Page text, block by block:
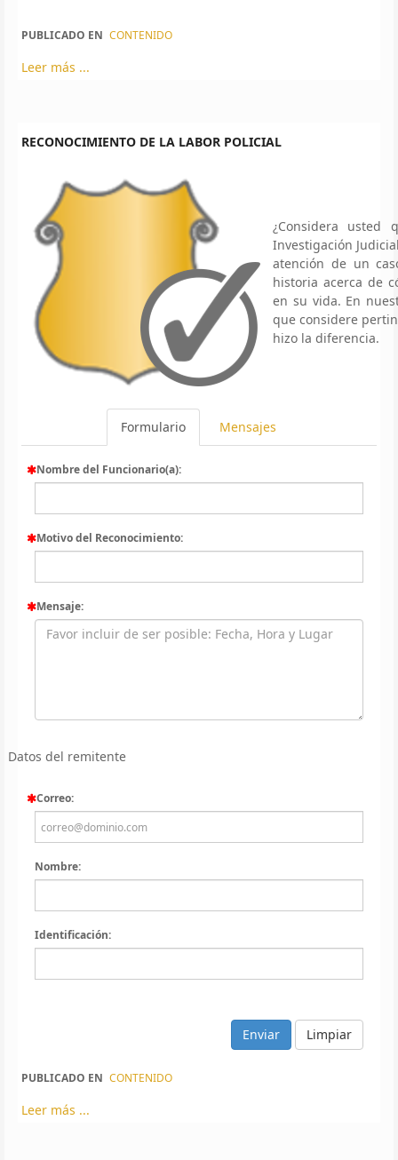
PUBLICADO EN CONTENIDO
Leer más ...
RECONOCIMIENTO DE LA LABOR POLICIAL
¿Considera usted
Investigación
atención de un
historia acerca de
en su vida. En
que considere
hizo la diferencia.
Formulario Mensajes
Nombre del Funcionario(a):
Motivo del Reconocimiento:
Mensaje:
Datos del remitente
Correo:
Nombre:
Identificación:
Limpiar
PUBLICADO EN CONTENIDO
Leer más ...